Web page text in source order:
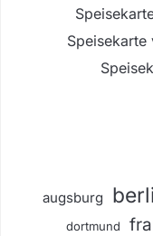
Speisekarte
augsburg
dortmund